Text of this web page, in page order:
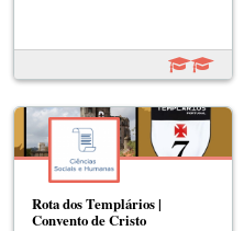
Rota dos Templários |
Convento de Cristo